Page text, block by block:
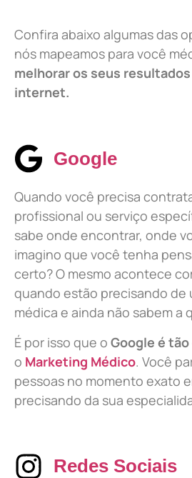
Confira abaixo algumas das
nós mapeamos para você
melhorar os seus
internet.
Google
Quando você precisa
profissional ou serviço
sabe onde encontrar, onde
imagino que você tenha
certo? O mesmo acontece
quando estão precisando de
médica e ainda não sabem a
É por isso que o Google é
o Marketing Médico. Você
pessoas no momento exato
precisando da sua
Redes Sociais